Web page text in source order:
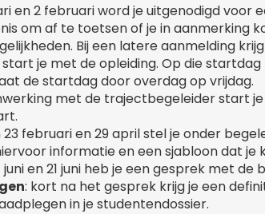
en 2 februari word je uitgenodigd
om af te toetsen of je in aanmerking
Bij een latere aanmelding
je met de opleiding. Op die
de startdag door overdag op vrijdag.
met de trajectbegeleider start
23 februari en 29 april stel je onder
informatie en een sjabloon dat je
juni en 21 juni heb je een gesprek met de
: kort na het gesprek krijg je een
in je studentendossier.